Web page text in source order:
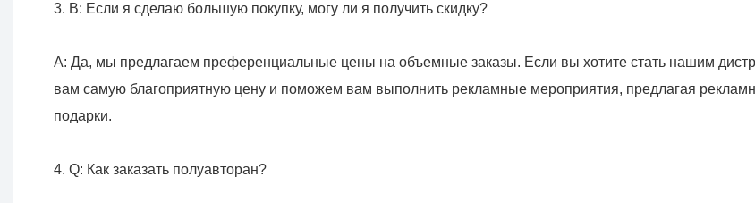
A: Да, мы предлагаем преференциальные цены на объемные заказы. Если вы хотите стать нашим
вам самую благоприятную цену и поможем вам выполнить рекламные мероприятия, предлагая